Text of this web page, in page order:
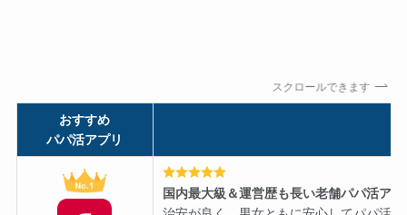
スクロールできます
おすすめ
パパ活アプリ
国内最大級＆運営歴も長い老舗パパ活ア